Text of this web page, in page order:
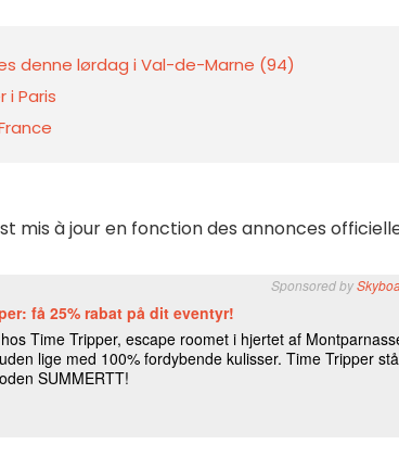
denne lørdag i Val-de-Marne (94)
i Paris
mis à jour en fonction des annonces